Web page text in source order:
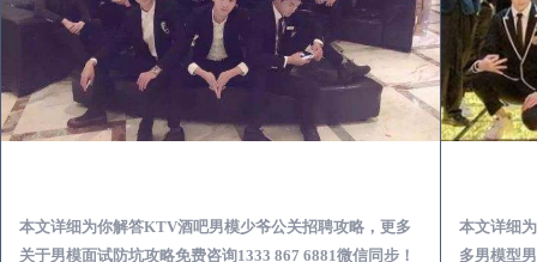
本文详细为你解答KTV酒吧男模少爷公关招聘攻略，更多
关于男模面试防坑攻略免费咨询1333 867 6881微信同步！
本文详细
多男模型